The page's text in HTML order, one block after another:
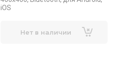
iOS
Нет в наличии